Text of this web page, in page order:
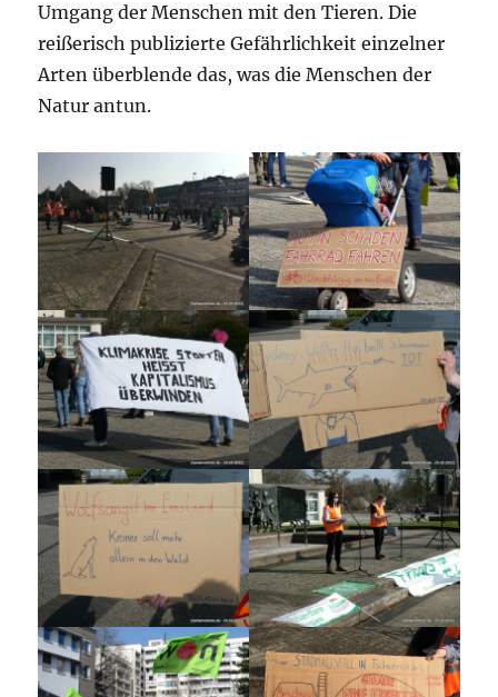
Umgang der Menschen mit den Tieren. Die
reißerisch publizierte Gefährlichkeit einzelner
Arten überblende das, was die Menschen der
Natur antun.